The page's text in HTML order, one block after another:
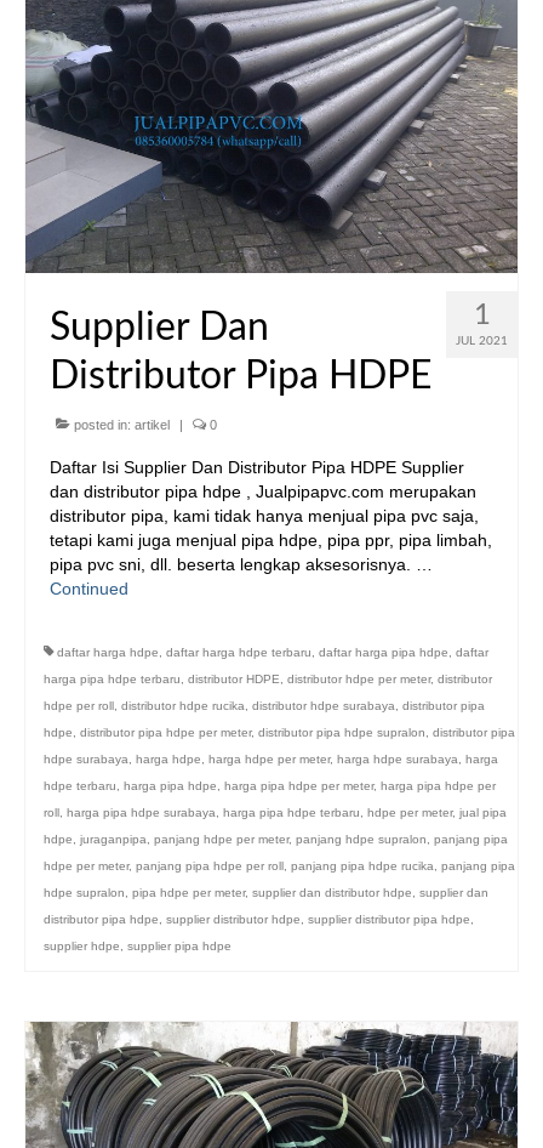
1
JUL 2021
Supplier Dan
Distributor Pipa HDPE
posted in: artikel | 0
Daftar Isi Supplier Dan Distributor Pipa HDPE Supplier
dan distributor pipa hdpe , Jualpipapvc.com merupakan
distributor pipa, kami tidak hanya menjual pipa pvc saja,
tetapi kami juga menjual pipa hdpe, pipa ppr, pipa limbah,
pipa pvc sni, dll. beserta lengkap aksesorisnya. …
Continued
daftar harga hdpe daftar harga hdpe terbaru daftar harga pipa hdpe
daftar
harga pipa hdpe terbaru
distributor HDPE distributor hdpe per meter, distributor
hdpe per roll distributor hdpe rucika distributor hdpe surabaya
distributor pipa
hdpe
distributor pipa hdpe per meter, distributor pipa hdpe supralon
distributor pipa
hdpe surabaya
harga hdpe harga hdpe per meter, harga hdpe surabaya
harga
hdpe terbaru
harga pipa hdpe harga pipa hdpe per meter, harga pipa hdpe per
roll harga pipa hdpe surabaya harga pipa hdpe terbaru hdpe per meter, jual pipa
hdpe
juraganpipa panjang hdpe per meter, panjang hdpe supralon
panjang pipa
hdpe per meter, panjang pipa hdpe per roll panjang pipa hdpe rucika
panjang pipa
hdpe supralon
pipa hdpe per meter, supplier dan distributor hdpe
supplier dan
distributor pipa hdpe
supplier distributor hdpe supplier distributor pipa hdpe
supplier hdpe
supplier pipa hdpe